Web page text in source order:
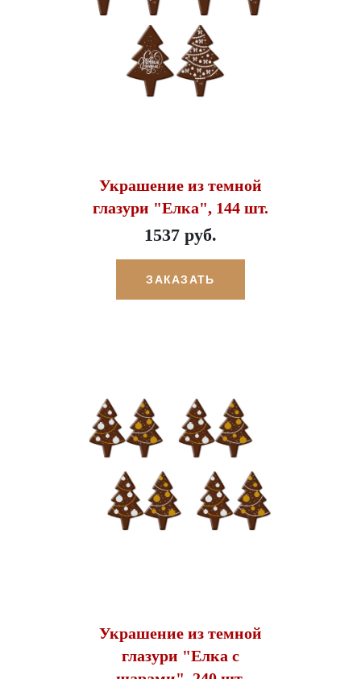
Украшение из темной
глазури "Елка", 144 шт.
1537 руб.
ЗАКАЗАТЬ
Украшение из темной
глазури "Елка с